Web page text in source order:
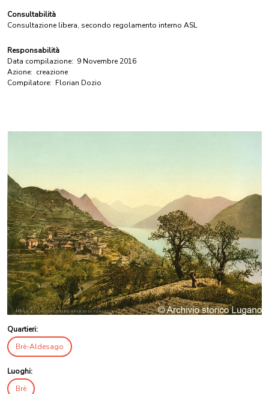
Consultabilità
Consultazione libera, secondo regolamento interno ASL
Responsabilità
Data compilazione: 9 Novembre 2016
Azione: creazione
Compilatore: Florian Dozio
Quartieri:
Brè-Aldesago
Luoghi:
Brè